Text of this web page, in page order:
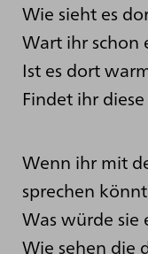
Wie sieht es
Wart ihr schon
Ist es dort
Findet ihr
Wenn ihr mit
sprechen
Was würde sie
Wie sehen die